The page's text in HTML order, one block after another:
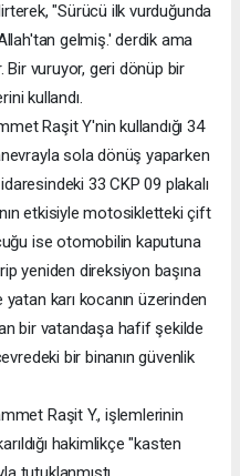
"Sürücü ilk vurduğunda
gelmiş.' derdik ama
Bir vuruyor, geri dönüp bir
kullandı.
Raşit Y'nin kullandığı 34
sola dönüş yaparken
33 CKP 09 plakalı
etkisiyle motosikletteki çift
ise otomobilin kaputuna
yeniden direksiyon başına
karı kocanın üzerinden
bir vatandaşa hafif şekilde
bir binanın güvenlik
Raşit Y., işlemlerinin
hakimlikçe "kasten